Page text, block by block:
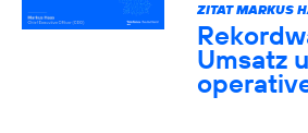
ZITAT MARKUS
Umsatz